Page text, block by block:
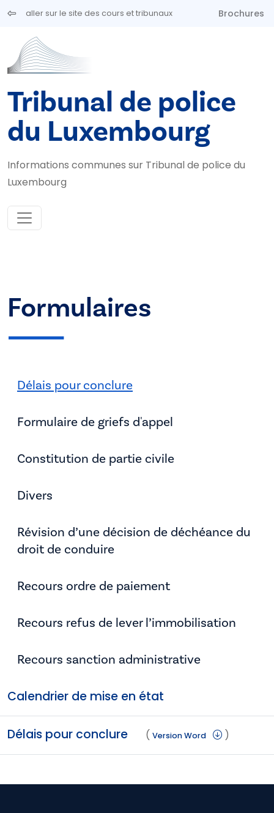
Aller au contenu principal
aller sur le site des cours et tribunaux Brochures
Tribunal de police
du Luxembourg
Informations communes sur Tribunal de police du
Luxembourg
Formulaires
Délais pour conclure
Formulaire de griefs d'appel
Constitution de partie civile
Divers
Révision d’une décision de déchéance du
droit de conduire
Recours ordre de paiement
Recours refus de lever l’immobilisation
Recours sanction administrative
Calendrier de mise en état
Délais pour conclure ( Version Word )